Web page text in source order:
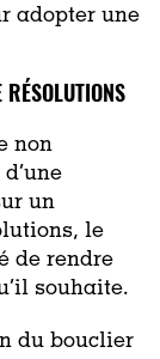
adopter une
non
un
le
de rendre
souhaite.
du bouclier